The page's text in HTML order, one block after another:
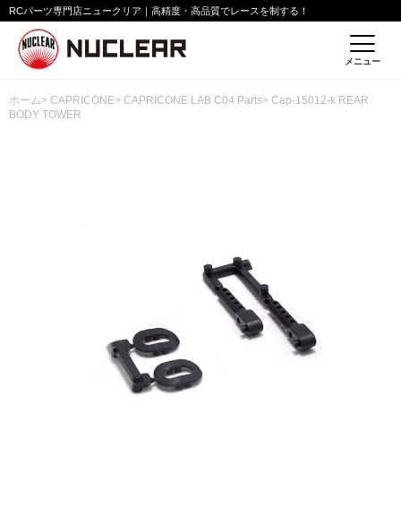
RCパーツ専門店ニュークリア｜高精度・高品質でレースを制する！
メニュー
ホーム> CAPRICONE> CAPRICONE LAB C04 Parts> Cap-15012-k REAR
BODY TOWER